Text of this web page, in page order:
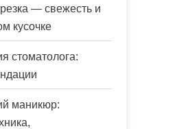
— свежесть и
кусочке
стоматолога:
маникюр: